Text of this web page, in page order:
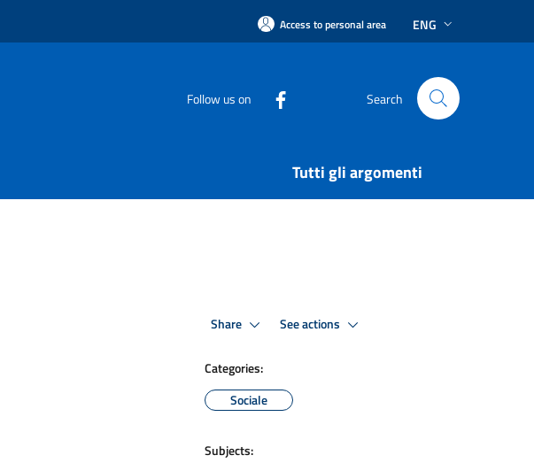
Access to personal area ENG
Follow us on Search
Tutti gli argomenti
Share See actions
Categories:
Sociale
Subjects: